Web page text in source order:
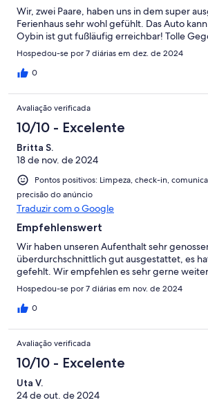
Wir, zwei Paare, haben uns in dem super
Ferienhaus sehr wohl gefühlt. Das Auto
Oybin ist gut fußläufig erreichbar! Tolle
Hospedou-se por 7 diárias em dez. de 2024
0
Avaliação verificada
10/10 - Excelente
Britta S.
18 de nov. de 2024
Pontos positivos: Limpeza, check-in,
precisão do anúncio
Traduzir com o Google
Empfehlenswert
Wir haben unseren Aufenthalt sehr
überdurchschnittlich gut ausgestattet, es
gefehlt. Wir empfehlen es sehr gerne
Hospedou-se por 7 diárias em nov. de 2024
0
Avaliação verificada
10/10 - Excelente
Uta V.
24 de out. de 2024